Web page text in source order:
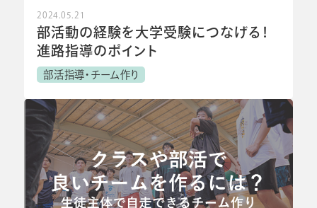
2024.05.21
部活動の経験を大学受験につなげる！
進路指導のポイント
部活指導・チーム作り